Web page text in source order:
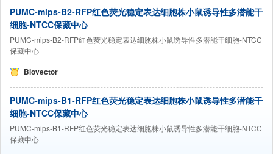
PUMC-mips-B2-RFP红色荧光稳定表达细胞株小鼠诱导性多潜能干
细胞-NTCC保藏中心
PUMC-mips-B2-RFP红色荧光稳定表达细胞株小鼠诱导性多潜能干细胞-NTCC
保藏中心
Biovector
PUMC-mips-B1-RFP红色荧光稳定表达细胞株小鼠诱导性多潜能干
细胞-NTCC保藏中心
PUMC-mips-B1-RFP红色荧光稳定表达细胞株小鼠诱导性多潜能干细胞-NTCC
保藏中心